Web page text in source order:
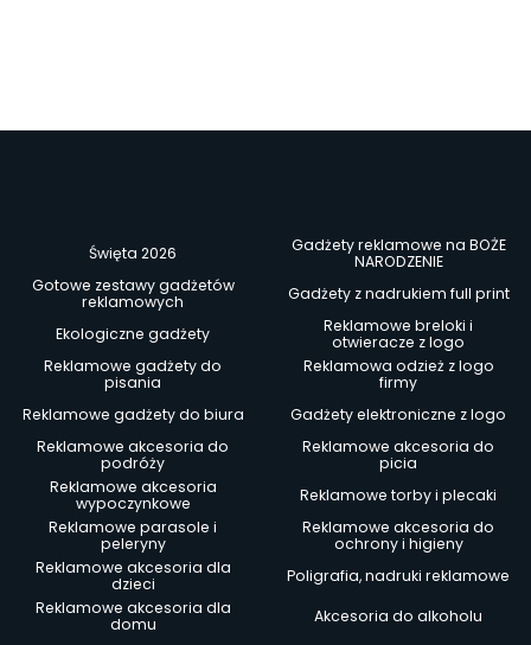
Święta 2026
Gadżety reklamowe na BOŻE
NARODZENIE
Gotowe zestawy gadżetów
reklamowych
Gadżety z nadrukiem full print
Ekologiczne gadżety
Reklamowe breloki i
otwieracze z logo
Reklamowe gadżety do
pisania
Reklamowa odzież z logo
firmy
Reklamowe gadżety do biura
Gadżety elektroniczne z logo
Reklamowe akcesoria do
podróży
Reklamowe akcesoria do
picia
Reklamowe akcesoria
wypoczynkowe
Reklamowe torby i plecaki
Reklamowe parasole i
peleryny
Reklamowe akcesoria do
ochrony i higieny
Reklamowe akcesoria dla
dzieci
Poligrafia, nadruki reklamowe
Reklamowe akcesoria dla
domu
Akcesoria do alkoholu